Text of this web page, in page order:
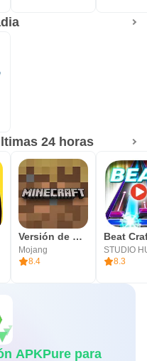
24 horas
Versión de prueba de Minecraft
Mojang
8.4
Beat
STUDIO
8.3
APKPure para